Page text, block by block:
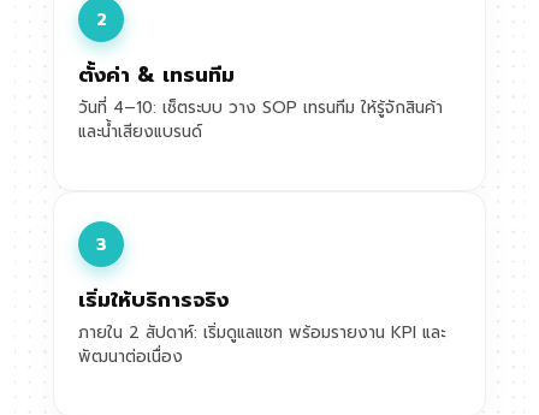
2
ตั้งค่า & เทรนทีม
วันที่ 4–10: เซ็ตระบบ วาง SOP เทรนทีม ให้รู้จักสินค้า
และน้ำเสียงแบรนด์
3
เริ่มให้บริการจริง
ภายใน 2 สัปดาห์: เริ่มดูแลแชท พร้อมรายงาน KPI และ
พัฒนาต่อเนื่อง